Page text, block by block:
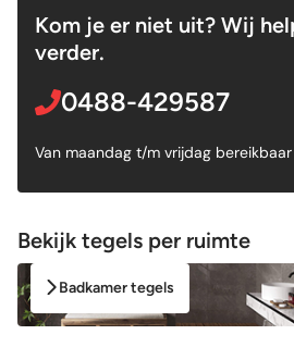
Kom je er niet uit? Wij
verder.
0488-429587
Van maandag t/m vrijdag
Bekijk tegels per ruimte
Badkamer tegels